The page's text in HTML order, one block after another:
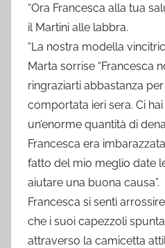
“Ora Francesca alla tua
il Martini alle labbra.
“La nostra modella
Marta sorrise “Francesca
ringraziarti abbastanza
comportata ieri sera. Ci
un’enorme quantità di
Francesca era
fatto del mio meglio date
aiutare una buona causa”.
Francesca si sentì
che i suoi capezzoli
attraverso la camicetta